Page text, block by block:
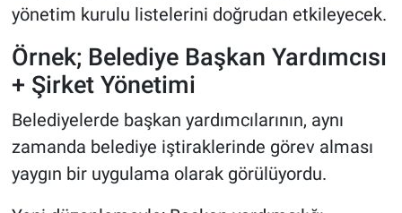
yönetim kurulu listelerini doğrudan etkileyecek.
Örnek; Belediye Başkan Yardımcısı
+ Şirket Yönetimi
Belediyelerde başkan yardımcılarının, aynı
zamanda belediye iştiraklerinde görev alması
yaygın bir uygulama olarak görülüyordu.